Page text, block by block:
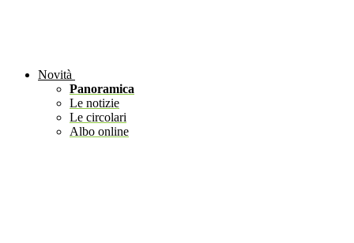
Novità
Panoramica
Le notizie
Le circolari
Albo online